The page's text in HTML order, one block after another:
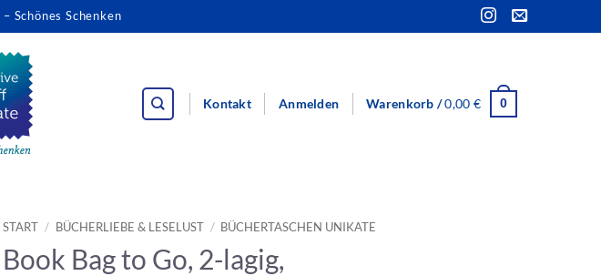
– Schönes Schenken
Kontakt Anmelden Warenkorb /0,00 € 0
START / BÜCHERLIEBE & LESELUST / BÜCHERTASCHEN UNIKATE
Book Bag to Go, 2-lagig,